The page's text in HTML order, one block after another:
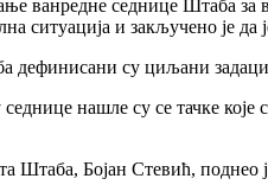
ванредне седнице Штаба за
ситуација и закључено је
дефинисани су циљани задаци
нашле су се тачке које
Штаба, Бојан Стевић, поднео